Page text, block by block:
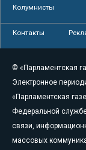
Колумнисты
Контакты
© «Парламентская
Электронное
«Парламентская
Федеральной
связи,
массовых